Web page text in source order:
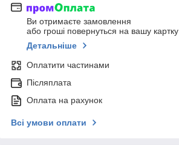
Ви отримаєте замовлення
або гроші повернуться на вашу картку
Детальніше
Оплатити частинами
Післяплата
Оплата на рахунок
Всі умови оплати